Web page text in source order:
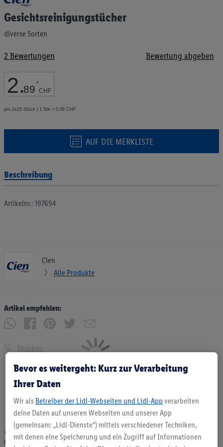
Gesichtsreinigungstücher
diverse Sorten
2 Bewertungen Bewertung abgeben
2.89 *
CHF
pro 2x25 Stück | 1 Stk = 0.06 CHF
AUF DIE MERKLISTE
Anfang
der
springen
Beschreibung
Artikelnr.: 197694
Cien
Alle Produkte
Artikel empfehlen:
Drucken
* Angebote solange Vorrat. Abgabe nur in haushaltsüblichen Mengen. Verkauf
ohne Dekoration. Die hier beworbenen Produkte, vor allem NonFood-Produkte,
Bevor es weitergeht: Kurz zur Verarbeitung
Ihrer Daten
Wir als Betreiber der Lidl-Webseiten und Lidl-App verarbeiten
deine Daten auf unseren Webseiten und unserer App
(gemeinsam: „Lidl-Dienste“) mittels verschiedener Techniken,
mit denen eine Speicherung und ein Zugriff auf Informationen